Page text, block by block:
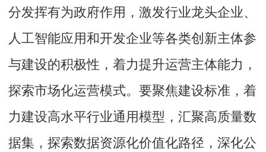
分发挥有为政府作用，激发行业龙头企业、
人工智能应用和开发企业等各类创新主体参
与建设的积极性，着力提升运营主体能力，
探索市场化运营模式。要聚焦建设标准，着
力建设高水平行业通用模型，汇聚高质量数
据集，探索数据资源化价值化路径，深化公